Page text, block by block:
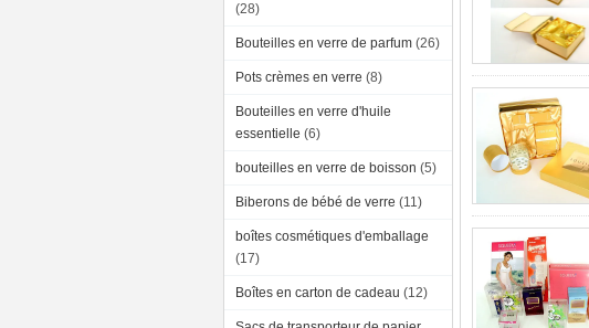
(28)
Bouteilles en verre de parfum (26)
Pots crèmes en verre (8)
Bouteilles en verre d'huile
essentielle (6)
bouteilles en verre de boisson (5)
Biberons de bébé de verre (11)
boîtes cosmétiques d'emballage
(17)
Boîtes en carton de cadeau (12)